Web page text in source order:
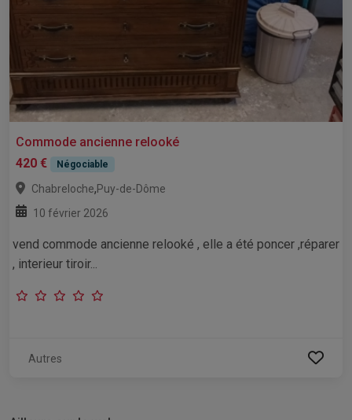
Commode ancienne relooké
420 €
Négociable
Chabreloche,Puy-de-Dôme
10 février 2026
vend commode ancienne relooké , elle a été poncer ,réparer
, interieur tiroir...
Autres